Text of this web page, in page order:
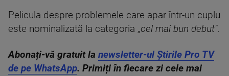
Pelicula despre problemele care apar într-un cuplu
este nominalizată la categoria „cel mai bun debut".
Abonați-vă gratuit la newsletter-ul Știrile Pro TV
de pe WhatsApp. Primiți în fiecare zi cele mai